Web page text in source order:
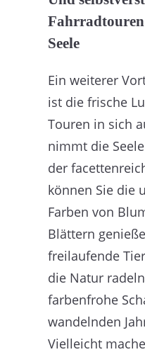
Seele
Ein weiterer
ist die frische
Touren in sich
nimmt die
der
können Sie die
Farben von
Blättern
freilaufende
die Natur
farbenfrohe
wandelnden
Vielleicht